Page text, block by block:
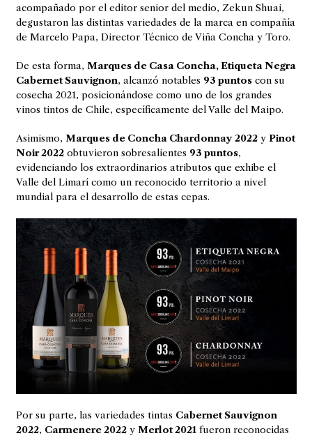
acompañado por el editor senior del medio, Zekun Shuai,
degustaron las distintas variedades de la marca en compañía
de Marcelo Papa, Director Técnico de Viña Concha y Toro.
De esta forma, Marques de Casa Concha, Etiqueta Negra
Cabernet Sauvignon, alcanzó notables 93 puntoscon su
cosecha 2021, posicionándose como uno de los grandes
vinos tintos de Chile, específicamente del Valle del Maipo.
Asimismo, Marques de Concha Chardonnay 2022y Pinot
Noir 2022obtuvieron sobresalientes 93 puntos,
evidenciando los extraordinarios atributos que exhibe el
Valle del Limarí como un reconocido territorio a nivel
mundial para el desarrollo de estas cepas.
Por su parte, las variedades tintas Cabernet Sauvignon
2022, Carmenere 2022y Merlot 2021fueron reconocidas